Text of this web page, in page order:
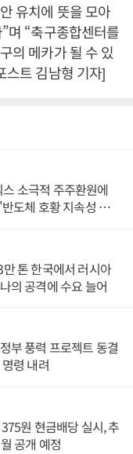
유치에 뜻을 모아
며 “축구종합센터를
의 메카가 될 수 있
스트 김남형 기자]
소극적 주주환원에
도체 호황 지속성 의
톤 한국에서 러시아
의 공격에 수요 늘어
부 풍력 프로젝트 동결
령 내려
원 현금배당 실시, 추
공개 예정